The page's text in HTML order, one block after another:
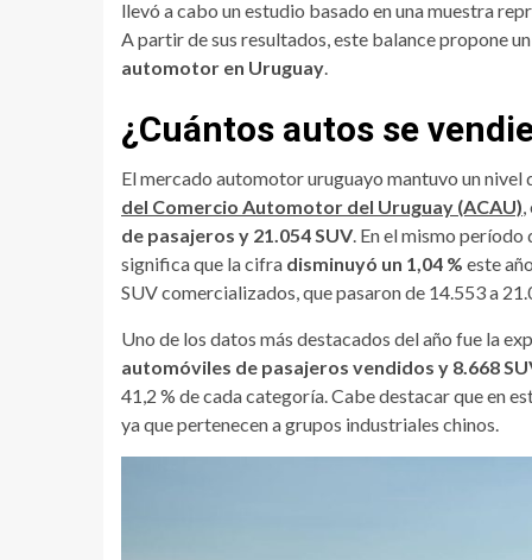
llevó a cabo un estudio basado en una muestra
A partir de sus resultados, este balance propone
automotor en Uruguay.
¿Cuántos autos se
El mercado automotor uruguayo mantuvo un
del Comercio Automotor del Uruguay (ACAU)
de pasajeros y 21.054 SUV. En el mismo
significa que la cifra disminuyó un 1,04 % este
SUV comercializados, que pasaron de 14.553 a
Uno de los datos más destacados del año fue la
automóviles de pasajeros vendidos y 8.668
41,2 % de cada categoría. Cabe destacar que en
ya que pertenecen a grupos industriales chinos.